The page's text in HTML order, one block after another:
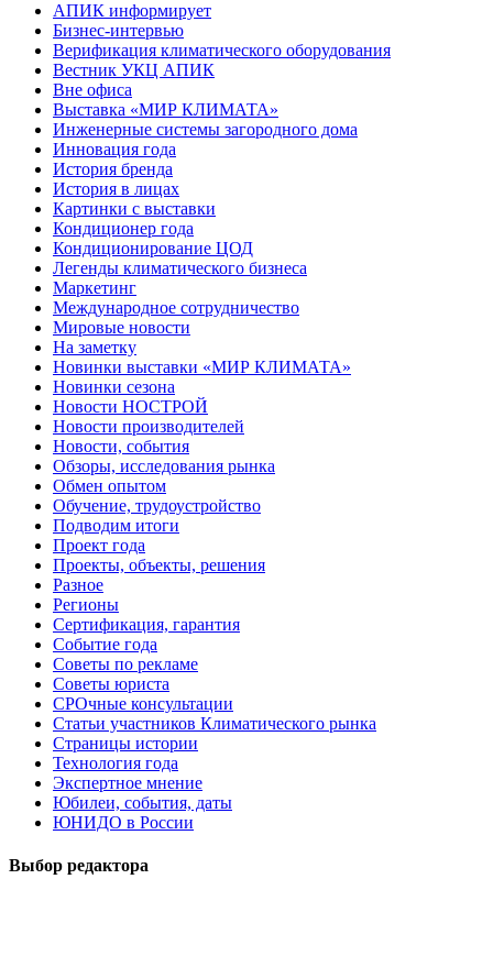
АПИК информирует
Бизнес-интервью
Верификация климатического оборудования
Вестник УКЦ АПИК
Вне офиса
Выставка «МИР КЛИМАТА»
Инженерные системы загородного дома
Инновация года
История бренда
История в лицах
Картинки с выставки
Кондиционер года
Кондиционирование ЦОД
Легенды климатического бизнеса
Маркетинг
Международное сотрудничество
Мировые новости
На заметку
Новинки выставки «МИР КЛИМАТА»
Новинки сезона
Новости НОСТРОЙ
Новости производителей
Новости, события
Обзоры, исследования рынка
Обмен опытом
Обучение, трудоустройство
Подводим итоги
Проект года
Проекты, объекты, решения
Разное
Регионы
Сертификация, гарантия
Событие года
Советы по рекламе
Советы юриста
СРОчные консультации
Статьи участников Климатического рынка
Страницы истории
Технология года
Экспертное мнение
Юбилеи, события, даты
ЮНИДО в России
Выбор редактора